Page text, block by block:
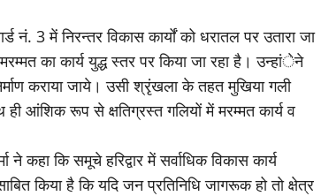
नं. 3 में निरन्तर विकास कार्यों को धरातल पर उतारा जा
का कार्य युद्ध स्तर पर किया जा रहा है। उन्हांेने
कराया जाये। उसी श्रृंखला के तहत मुखिया गली
ही आंशिक रूप से क्षतिग्रस्त गलियों में मरम्मत कार्य व
कहा कि समूचे हरिद्वार में सर्वाधिक विकास कार्य
किया है कि यदि जन प्रतिनिधि जागरूक हो तो क्षेत्र